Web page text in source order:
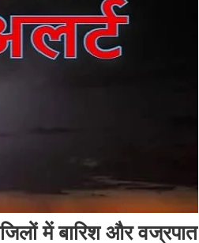
में बारिश और वज्रपात